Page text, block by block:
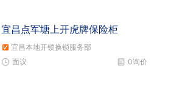
宜昌点军塘上开虎牌保险柜
宜昌本地开锁换锁服务部
0询价
面议